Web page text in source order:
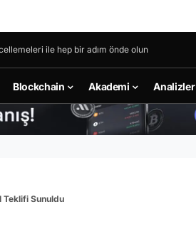
ile hep bir adım önde olun
Blockchain Akademi Analizler
Teklifi Sunuldu